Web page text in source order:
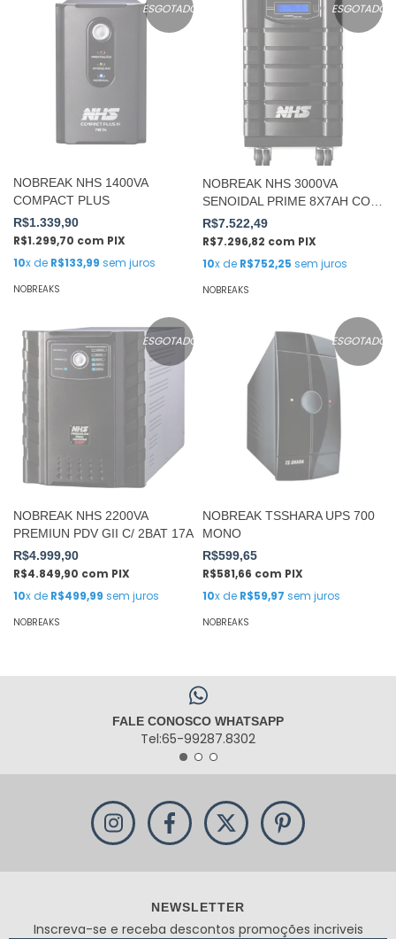
ESGOTADO
NOBREAK NHS 1400VA
COMPACT PLUS
R$1.339,90
R$1.299,70 com PIX
10x de R$133,99 sem juros
NOBREAKS
ESGOTADO
NOBREAK NHS 3000VA
SENOIDAL PRIME 8X7AH COM
USB
R$7.522,49
R$7.296,82 com PIX
10x de R$752,25 sem juros
NOBREAKS
ESGOTADO
NOBREAK NHS 2200VA
PREMIUN PDV GII C/ 2BAT 17A
R$4.999,90
R$4.849,90 com PIX
10x de R$499,99 sem juros
NOBREAKS
ESGOTADO
NOBREAK TSSHARA UPS 700
MONO
R$599,65
R$581,66 com PIX
10x de R$59,97 sem juros
NOBREAKS
FALE CONOSCO WHATSAPP
Tel:65-99287.8302
NEWSLETTER
Inscreva-se e receba descontos promoções incriveis